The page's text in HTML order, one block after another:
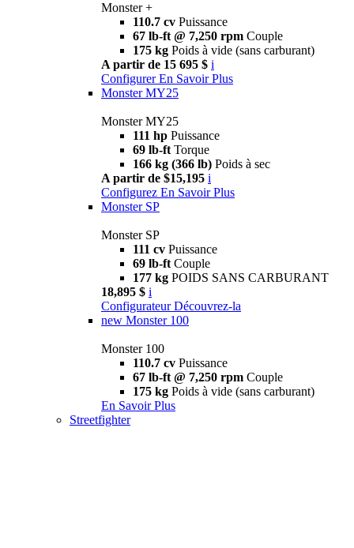
Monster +
110.7 cv Puissance
67 lb-ft @ 7,250 rpm Couple
175 kg Poids à vide (sans carburant)
A partir de 15 695 $ i
Configurer En Savoir Plus
Monster MY25
Monster MY25
111 hp Puissance
69 lb-ft Torque
166 kg (366 lb) Poids à sec
A partir de $15,195 i
Configurez En Savoir Plus
Monster SP
Monster SP
111 cv Puissance
69 lb-ft Couple
177 kg POIDS SANS CARBURANT
18,895 $ i
Configurateur Découvrez-la
new Monster 100
Monster 100
110.7 cv Puissance
67 lb-ft @ 7,250 rpm Couple
175 kg Poids à vide (sans carburant)
En Savoir Plus
Streetfighter